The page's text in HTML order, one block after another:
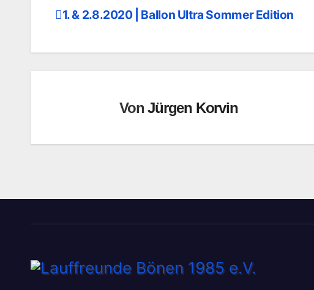
Beitragsnavigation
1. & 2.8.2020 | Ballon Ultra Sommer Edition
VonJürgen Korvin